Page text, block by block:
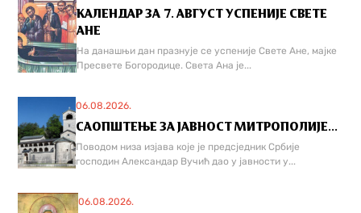
КАЛЕНДАР ЗА 7. АВГУСТ УСПЕНИЈЕ СВЕТЕ
АНЕ
На данашњи дан празнује се успеније Свете Ане, мајке
Пресвете Богородице. Света Ана је...
06.08.2026.
САОПШТЕЊЕ ЗА ЈАВНОСТ МИТРОПОЛИЈЕ...
Поводом низа изјава које је предсједник Србије
господин Александар Вучић дао у јавности у...
06.08.2026.